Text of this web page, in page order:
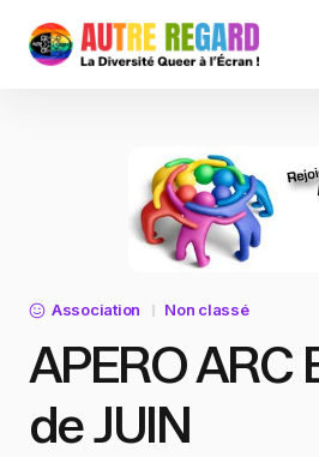
Association Non classé
APERO ARC
de JUIN